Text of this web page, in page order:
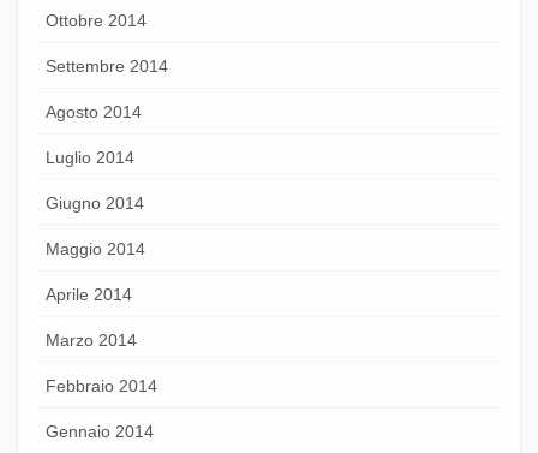
Ottobre 2014
Settembre 2014
Agosto 2014
Luglio 2014
Giugno 2014
Maggio 2014
Aprile 2014
Marzo 2014
Febbraio 2014
Gennaio 2014